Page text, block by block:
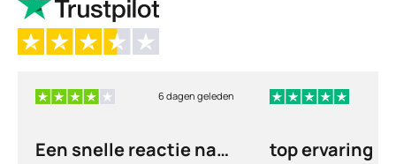
6 dagen geleden
Een snelle reactie na
top ervaring